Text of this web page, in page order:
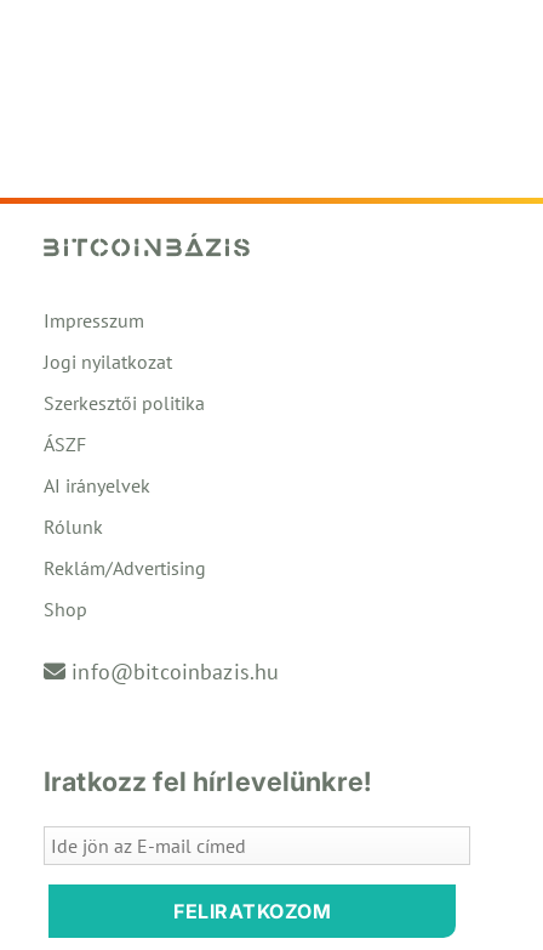
Impresszum
Jogi nyilatkozat
Szerkesztői politika
ÁSZF
AI irányelvek
Rólunk
Reklám/Advertising
Shop
info@bitcoinbazis.hu
Iratkozz fel hírlevelünkre!
FELIRATKOZOM